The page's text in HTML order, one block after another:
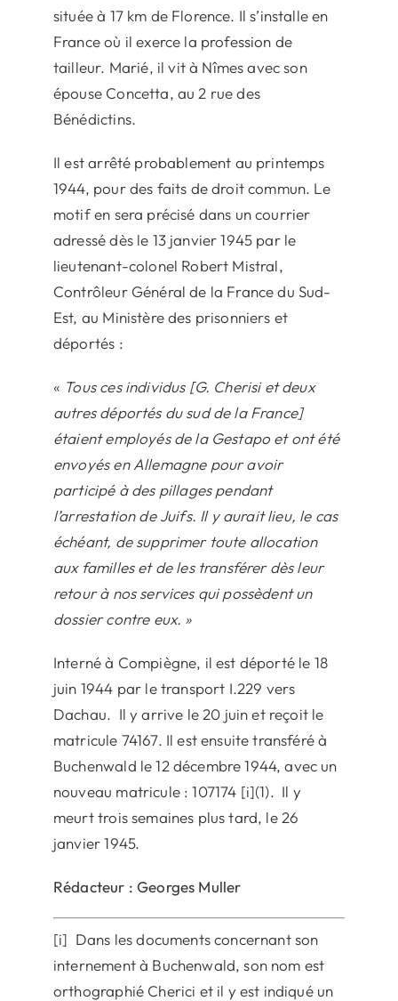
située à 17 km de Florence. Il s’installe en
France où il exerce la profession de
tailleur. Marié, il vit à Nîmes avec son
épouse Concetta, au 2 rue des
Bénédictins.
Il est arrêté probablement au printemps
1944, pour des faits de droit commun. Le
motif en sera précisé dans un courrier
adressé dès le 13 janvier 1945 par le
lieutenant-colonel Robert Mistral,
Contrôleur Général de la France du Sud-
Est, au Ministère des prisonniers et
déportés :
« Tous ces individus [G. Cherisi et deux
autres déportés du sud de la France]
étaient employés de la Gestapo et ont été
envoyés en Allemagne pour avoir
participé à des pillages pendant
l’arrestation de Juifs. Il y aurait lieu, le cas
échéant, de supprimer toute allocation
aux familles et de les transférer dès leur
retour à nos services qui possèdent un
dossier contre eux. »
Interné à Compiègne, il est déporté le 18
juin 1944 par le transport I.229 vers
Dachau. Il y arrive le 20 juin et reçoit le
matricule 74167. Il est ensuite transféré à
Buchenwald le 12 décembre 1944, avec un
nouveau matricule : 107174 [i](1). Il y
meurt trois semaines plus tard, le 26
janvier 1945.
Rédacteur : Georges Muller
[i] Dans les documents concernant son
internement à Buchenwald, son nom est
orthographié Cherici et il y est indiqué un